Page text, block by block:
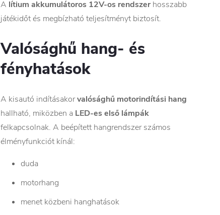
A lítium akkumulátoros 12V-os rendszer hosszabb
játékidőt és megbízható teljesítményt biztosít.
Valósághű hang- és
fényhatások
A kisautó indításakorvalósághű motorindítási hang
hallható, miközben a LED-es első lámpák
felkapcsolnak. A beépített hangrendszer számos
élményfunkciót kínál:
duda
motorhang
menet közbeni hanghatások